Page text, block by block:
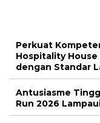
Perkuat
Hospitality House
dengan Standar
Antusiasme
Run 2026